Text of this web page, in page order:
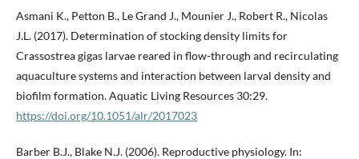
Asmani K., Petton B., Le Grand J., Mounier J., Robert R., Nicolas
J.L. (2017). Determination of stocking density limits for
Crassostrea gigas larvae reared in flow-through and recirculating
aquaculture systems and interaction between larval density and
biofilm formation. Aquatic Living Resources 30:29.
https://doi.org/10.1051/alr/2017023
Barber B.J., Blake N.J. (2006). Reproductive physiology. In: